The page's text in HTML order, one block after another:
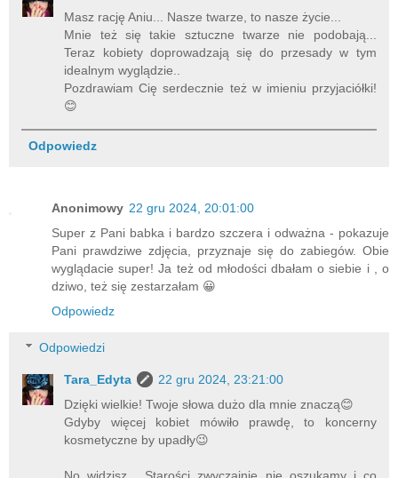
Masz rację Aniu... Nasze twarze, to nasze życie...
Mnie też się takie sztuczne twarze nie podobają...
Teraz kobiety doprowadzają się do przesady w tym
idealnym wyglądzie..
Pozdrawiam Cię serdecznie też w imieniu przyjaciółki!
😊
Odpowiedz
Anonimowy 22 gru 2024, 20:01:00
Super z Pani babka i bardzo szczera i odważna - pokazuje
Pani prawdziwe zdjęcia, przyznaje się do zabiegów. Obie
wyglądacie super! Ja też od młodości dbałam o siebie i , o
dziwo, też się zestarzałam 😀
Odpowiedz
Odpowiedzi
Tara_Edyta
22 gru 2024, 23:21:00
Dzięki wielkie! Twoje słowa dużo dla mnie znaczą😊
Gdyby więcej kobiet mówiło prawdę, to koncerny
kosmetyczne by upadły😉